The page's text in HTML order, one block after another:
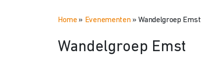
Home» Evenementen»Wandelgroep Emst
Wandelgroep Emst